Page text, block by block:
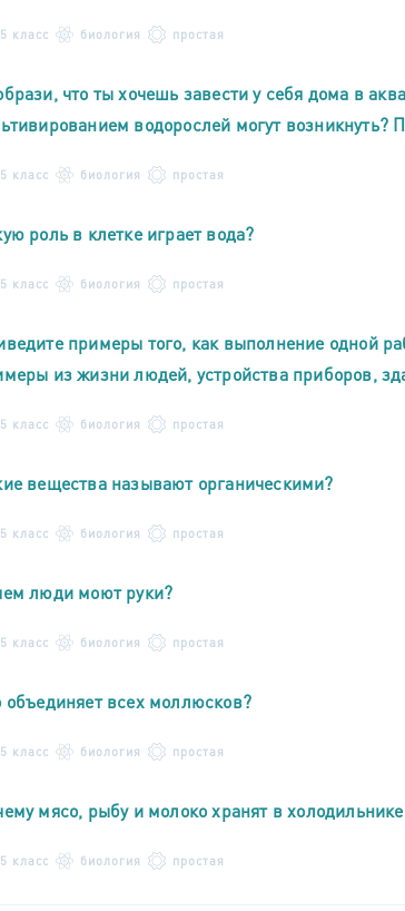
5 класс биология простая
что ты хочешь завести у себя дома в
водорослей могут
5 класс биология простая
роль в клетке играет вода?
5 класс биология простая
примеры того, как выполнение одной
из жизни людей, устройства приборов,
5 класс биология простая
вещества называют органическими?
5 класс биология простая
люди моют руки?
5 класс биология простая
объединяет всех моллюсков?
5 класс биология простая
мясо, рыбу и молоко хранят в
5 класс биология простая